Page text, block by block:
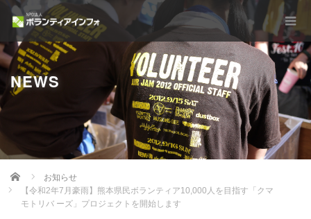
NEWS
Home
お知らせ
【令和2年7月豪雨】熊本県⺠ボランティア10,000⼈を⽬指す「クマ
モトリバ ーズ」プロジェクトを開始します